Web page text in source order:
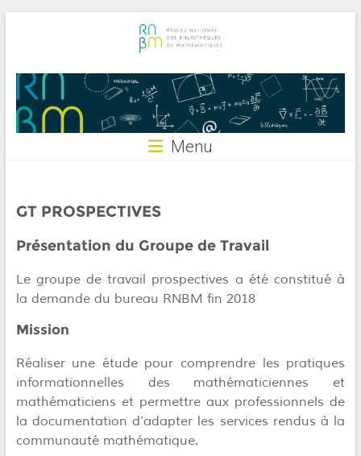
RNBM
Menu
GT PROSPECTIVES
Présentation du Groupe de Travail
Le groupe de travail prospectives a été constitué à
la demande du bureau RNBM fin 2018
Mission
Réaliser une étude pour comprendre les pratiques
informationnelles des mathématiciennes et
mathématiciens et permettre aux professionnels de
la documentation d’adapter les services rendus à la
communauté mathématique.